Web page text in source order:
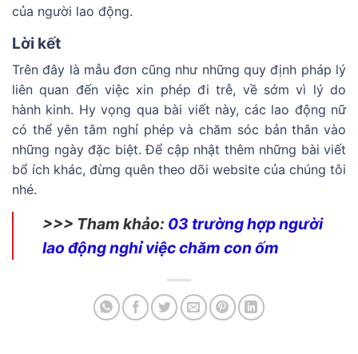
của người lao động.
Lời kết
Trên đây là mẫu đơn cũng như những quy định pháp lý
liên quan đến việc xin phép đi trễ, về sớm vì lý do
hành kinh. Hy vọng qua bài viết này, các lao động nữ
có thể yên tâm nghỉ phép và chăm sóc bản thân vào
những ngày đặc biệt. Để cập nhật thêm những bài viết
bổ ích khác, đừng quên theo dõi website của chúng tôi
nhé.
>>> Tham khảo: 03 trường hợp người
lao động nghỉ việc chăm con ốm